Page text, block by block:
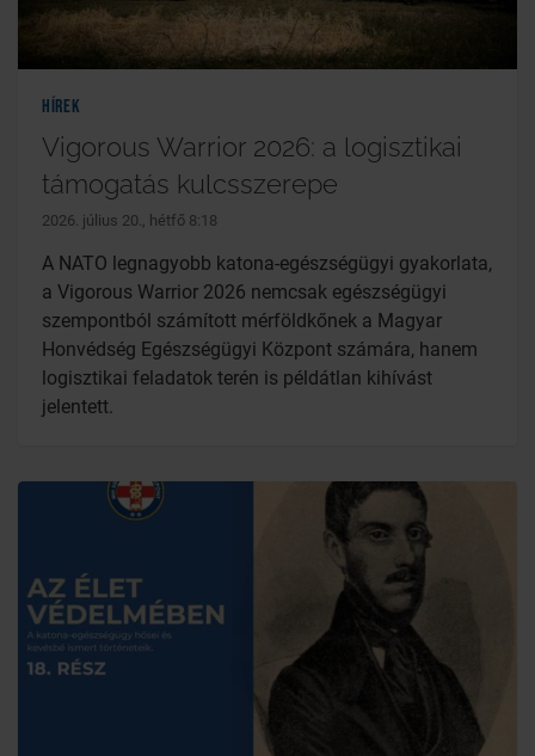
Hírek
Vigorous Warrior 2026: a logisztikai
támogatás kulcsszerepe
2026. július 20., hétfő 8:18
A NATO legnagyobb katona-egészségügyi gyakorlata,
a Vigorous Warrior 2026 nemcsak egészségügyi
szempontból számított mérföldkőnek a Magyar
Honvédség Egészségügyi Központ számára, hanem
logisztikai feladatok terén is példátlan kihívást
jelentett.